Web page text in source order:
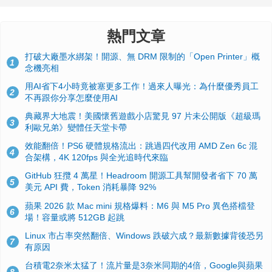
熱門文章
1
打破大廠墨水綁架！開源、無 DRM 限制的「Open Printer」概
念機亮相
2
用AI省下4小時竟被塞更多工作！過來人曝光：為什麼優秀員工
不再跟你分享怎麼使用AI
3
典藏界大地震！美國懷舊遊戲小店驚見 97 片未公開版《超級瑪
利歐兄弟》變體任天堂卡帶
4
效能翻倍！PS6 硬體規格流出：跳過四代改用 AMD Zen 6c 混
合架構，4K 120fps 與全光追時代來臨
5
GitHub 狂攬 4 萬星！Headroom 開源工具幫開發者省下 70 萬
美元 API 費，Token 消耗暴降 92%
6
蘋果 2026 款 Mac mini 規格爆料：M6 與 M5 Pro 異色搭檔登
場！容量或將 512GB 起跳
7
Linux 市占率突然翻倍、Windows 跌破六成？最新數據背後恐另
有原因
台積電2奈米太猛了！流片量是3奈米同期的4倍，Google與蘋果